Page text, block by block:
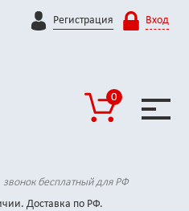
Регистрация Вход
0
звонок бесплатный для РФ
Доставка по РФ.